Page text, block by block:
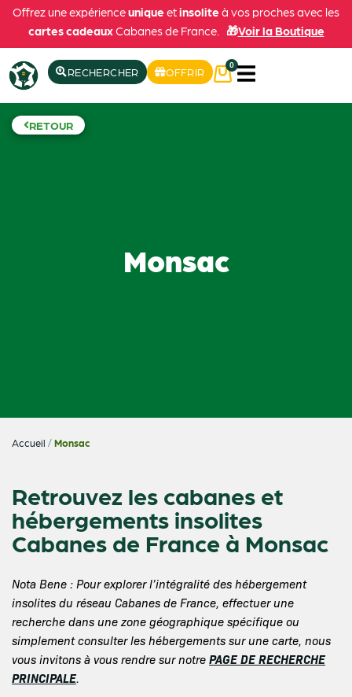
Offrez une expérienceunique etinsolite à vos proches avec les
cartes cadeauxCabanes de France. 🎁Voir la Boutique
RECHERCHER OFFRIR
0
RETOUR
Monsac
Accueil /Monsac
Retrouvez les cabanes et
hébergements insolites
Cabanes de France à Monsac
Nota Bene : Pour explorer l’intégralité des hébergement
insolites du réseau Cabanes de France, effectuer une
recherche dans une zone géographique spécifique ou
simplement consulter les hébergements sur une carte, nous
vous invitons à vous rendre sur notre PAGE DE RECHERCHE
PRINCIPALE.